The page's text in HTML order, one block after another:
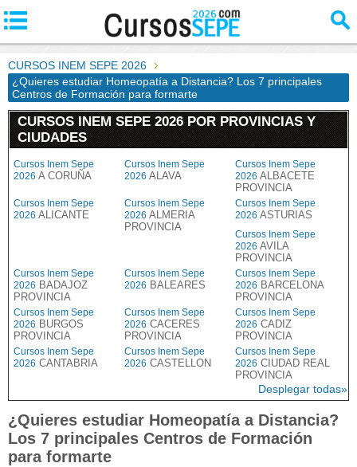
CURSOS INEM SEPE 2026
¿Quieres estudiar Homeopatía a Distancia? Los 7 principales
Centros de Formación para formarte
CURSOS INEM SEPE 2026 POR PROVINCIAS Y
CIUDADES
Cursos Inem Sepe
2026 A CORUÑA
Cursos Inem Sepe
2026 ALAVA
Cursos Inem Sepe
2026 ALBACETE
PROVINCIA
Cursos Inem Sepe
2026 ALICANTE
Cursos Inem Sepe
2026 ALMERIA
PROVINCIA
Cursos Inem Sepe
2026 ASTURIAS
Cursos Inem Sepe
2026 AVILA
PROVINCIA
Cursos Inem Sepe
2026 BADAJOZ
PROVINCIA
Cursos Inem Sepe
2026 BALEARES
Cursos Inem Sepe
2026 BARCELONA
PROVINCIA
Cursos Inem Sepe
2026 BURGOS
PROVINCIA
Cursos Inem Sepe
2026 CACERES
PROVINCIA
Cursos Inem Sepe
2026 CADIZ
PROVINCIA
Cursos Inem Sepe
2026 CANTABRIA
Cursos Inem Sepe
2026 CASTELLON
Cursos Inem Sepe
2026 CIUDAD REAL
PROVINCIA
Desplegar todas»
¿Quieres estudiar Homeopatía a Distancia?
Los 7 principales Centros de Formación
para formarte